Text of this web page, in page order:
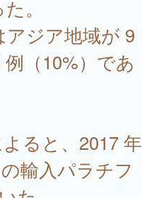
。
ジア地域が 9
（10%）であ
ると、2017 年
輸入パラチフ